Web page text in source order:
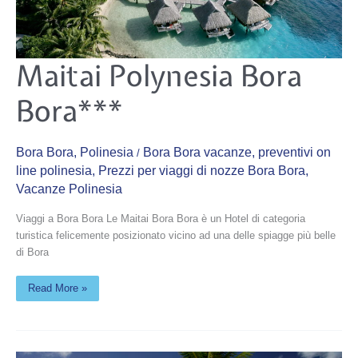
Maitai Polynesia Bora
Bora***
Bora Bora, Polinesia / Bora Bora vacanze, preventivi on
line polinesia, Prezzi per viaggi di nozze Bora Bora,
Vacanze Polinesia
Viaggi a Bora Bora Le Maitai Bora Bora è un Hotel di categoria
turistica felicemente posizionato vicino ad una delle spiagge più belle
di Bora
Maitai
Polynesia
Bora
Bora***
Read More »